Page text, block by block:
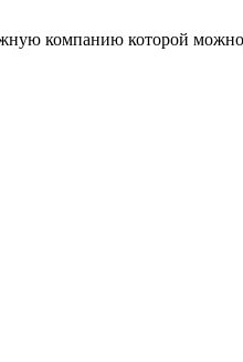
компанию которой можно